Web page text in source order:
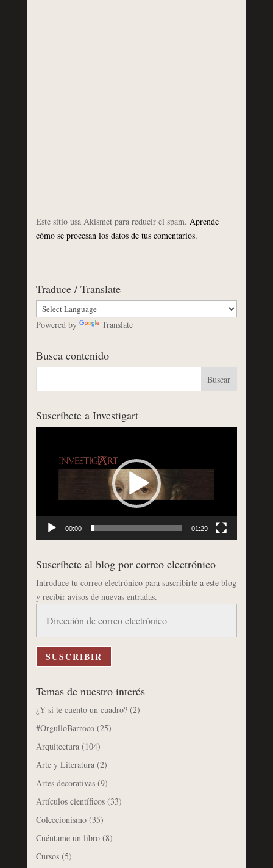
Este sitio usa Akismet para reducir el spam. Aprende
cómo se procesan los datos de tus comentarios.
Traduce / Translate
Powered by Translate
Busca contenido
Suscríbete a Investigart
00:00 01:29
Suscríbete al blog por correo electrónico
Introduce tu correo electrónico para suscribirte a este blog
y recibir avisos de nuevas entradas.
correo
electrónico
SUSCRIBIR
Temas de nuestro interés
¿Y si te cuento un cuadro?(2)
#OrgulloBarroco(25)
Arquitectura(104)
Arte y Literatura(2)
Artes decorativas(9)
Artículos científicos(33)
Coleccionismo(35)
Cuéntame un libro(8)
Cursos(5)